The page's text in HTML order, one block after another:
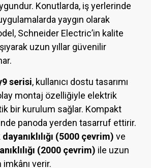
Konutlarda, iş yerlerinde
yaygın olarak
Schneider Electric’in kalite
uzun yıllar güvenilir
serisi, kullanıcı dostu tasarımı
montaj özelliğiyle elektrik
bir kurulum sağlar. Kompakt
panoda yerden tasarruf ettirir.
(5000 çevrim) ve
(2000 çevrim) ile uzun
verir.